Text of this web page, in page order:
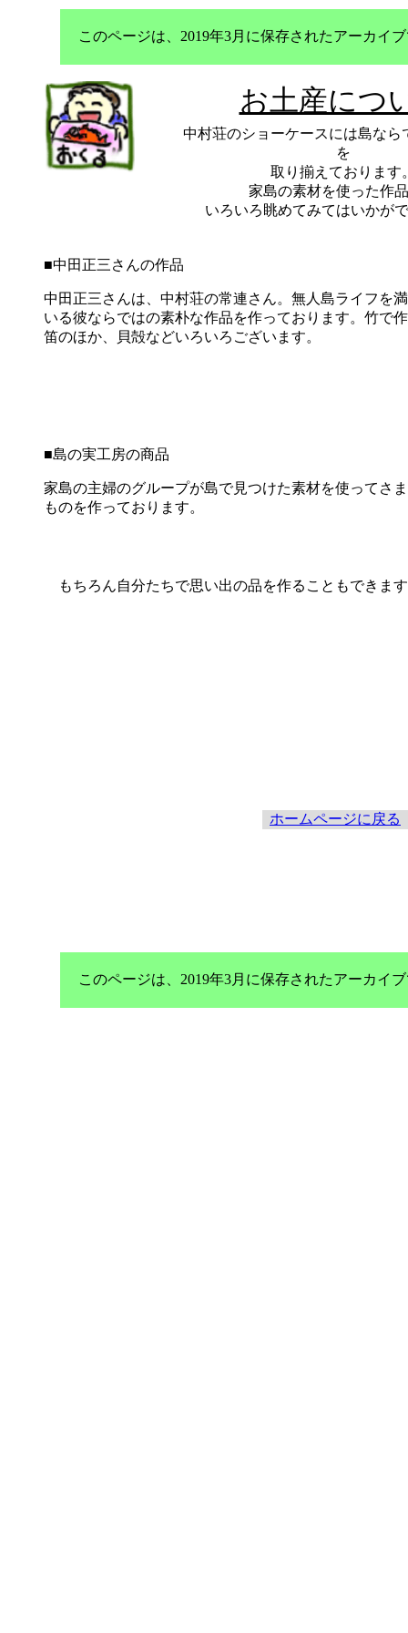
このページは、2019年3月に保存されたアーカイ
お土産につ
中村荘のショーケースには島なら
を
取り揃えております
家島の素材を使った作
いろいろ眺めてみてはいかが
■中田正三さんの作品
中田正三さんは、中村荘の常連さん。無人島ライフを
いる彼ならではの素朴な作品を作っております。竹で
笛のほか、貝殻などいろいろございます。
■島の実工房の商品
家島の主婦のグループが島で見つけた素材を使ってさ
ものを作っております。
もちろん自分たちで思い出の品を作ることもできま
ホームページに戻る
このページは、2019年3月に保存されたアーカイ